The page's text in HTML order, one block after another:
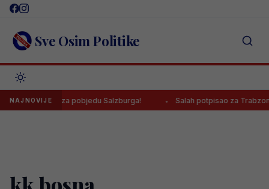
Skip
content Sve Osim Politike
NAJNOVIJE
prvijenac za pobjedu Salzburga! Salah potpisao za